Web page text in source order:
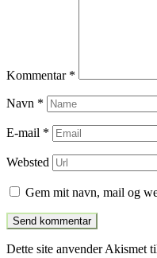
Kommentar *
Navn *
E-mail *
Websted
Gem mit navn, mail og
Dette site anvender Akismet